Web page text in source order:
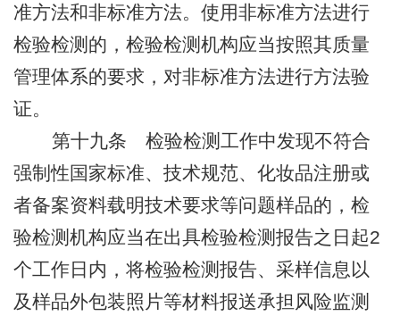
准方法和非标准方法。使用非标准方法进行
检验检测的，检验检测机构应当按照其质量
管理体系的要求，对非标准方法进行方法验
证。
第十九条 检验检测工作中发现不符合
强制性国家标准、技术规范、化妆品注册或
者备案资料载明技术要求等问题样品的，检
验检测机构应当在出具检验检测报告之日起2
个工作日内，将检验检测报告、采样信息以
及样品外包装照片等材料报送承担风险监测